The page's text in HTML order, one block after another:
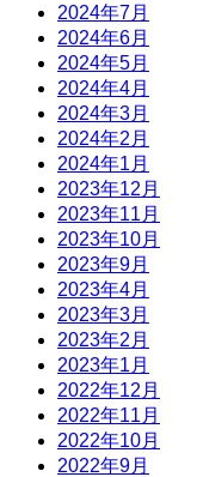
2024年7月
2024年6月
2024年5月
2024年4月
2024年3月
2024年2月
2024年1月
2023年12月
2023年11月
2023年10月
2023年9月
2023年4月
2023年3月
2023年2月
2023年1月
2022年12月
2022年11月
2022年10月
2022年9月